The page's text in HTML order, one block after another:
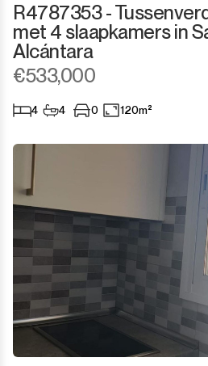
R4787353 -
met 4 slaapkamers in
Alcántara
€533,000
4 4 0 120m²